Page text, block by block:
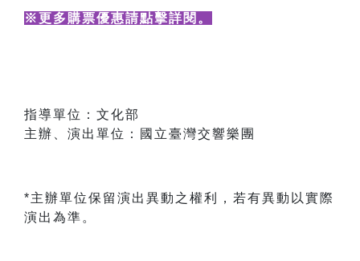
※更多購票優惠請點擊詳閱 。
指導單位：文化部
主辦、演出單位：國立臺灣交響樂團
*主辦單位保留演出異動之權利，若有異動以實際
演出為準。